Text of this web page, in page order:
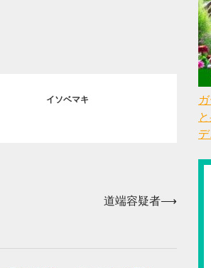
イソベマキ
道端容疑者⟶